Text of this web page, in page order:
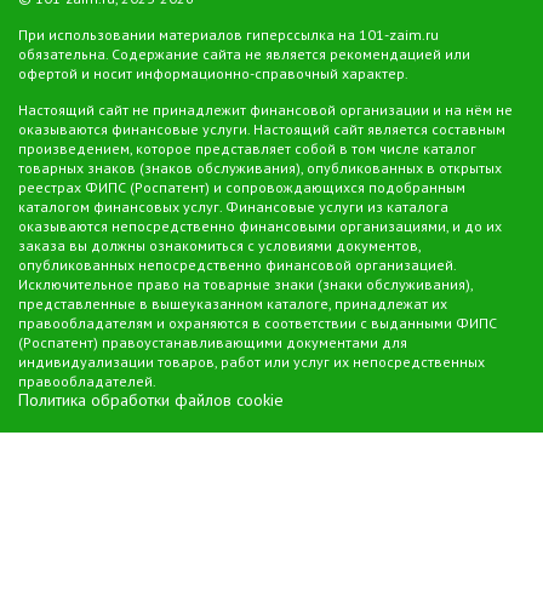
оперативность и удобство. Этот вид микрозаймов обеспечивает
быстрый доступ к средствам и гибкие условия использования,
делая его привлекательным выбором для тех, кто предпочитает
организации важно внимательно изучить условия займа, чтобы
сделать обоснованный и выгодный выбор.
При использовании материалов гиперссылка на 101-zaim.ru
обязательна. Содержание сайта не является рекомендацией или
офертой и носит информационно-справочный характер.
Настоящий сайт не принадлежит финансовой организации и на нём не
оказываются финансовые услуги. Настоящий сайт является составным
произведением, которое представляет собой в том числе каталог
товарных знаков (знаков обслуживания), опубликованных в открытых
реестрах ФИПС (Роспатент) и сопровождающихся подобранным
каталогом финансовых услуг. Финансовые услуги из каталога
оказываются непосредственно финансовыми организациями, и до их
заказа вы должны ознакомиться с условиями документов,
опубликованных непосредственно финансовой организацией.
Исключительное право на товарные знаки (знаки обслуживания),
представленные в вышеуказанном каталоге, принадлежат их
правообладателям и охраняются в соответствии с выданными ФИПС
(Роспатент) правоустанавливающими документами для
индивидуализации товаров, работ или услуг их непосредственных
правообладателей.
Политика обработки файлов cookie